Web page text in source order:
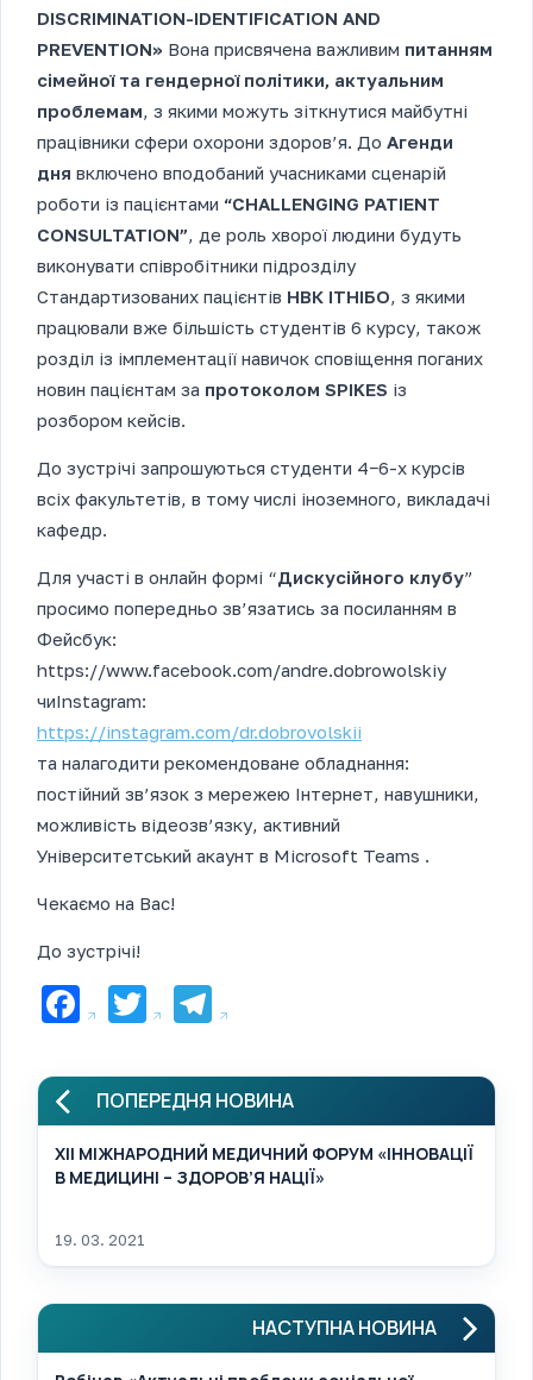
DISCRIMINATION-IDENTIFICATION AND
PREVENTION» Вона присвячена важливим питанням
сімейної та гендерної політики, актуальним
проблемам, з якими можуть зіткнутися майбутні
працівники сфери охорони здоров’я. До Агенди
дня включено вподобаний учасниками сценарій
роботи із пацієнтами “CHALLENGING PATIENT
CONSULTATION”, де роль хворої людини будуть
виконувати співробітники підрозділу
Стандартизованих пацієнтів НВК ІТНІБО, з якими
працювали вже більшість студентів 6 курсу, також
розділ із імплементації навичок сповіщення поганих
новин пацієнтам за протоколом SPIKES із
розбором кейсів.
До зустрічі запрошуються студенти 4−6-х курсів
всіх факультетів, в тому числі іноземного, викладачі
кафедр.
Для участі в онлайн формі “Дискусійного клубу”
просимо попередньо зв’язатись за посиланням в
Фейсбук:
https://www.facebook.com/andre.dobrowolskiy
чиInstagram:
https://instagram.com/dr.dobrovolskii
та налагодити рекомендоване обладнання:
постійний зв’язок з мережею Інтернет, навушники,
можливість відеозв’язку, активний
Університетський акаунт в Microsoft Teams .
Чекаємо на Вас!
До зустрічі!
Facebook
TwitterTelegram
ПОПЕРЕДНЯ НОВИНА
XII МІЖНАРОДНИЙ МЕДИЧНИЙ ФОРУМ «ІННОВАЦІЇ
В МЕДИЦИНІ – ЗДОРОВ’Я НАЦІЇ»
19. 03. 2021
НАСТУПНА НОВИНА